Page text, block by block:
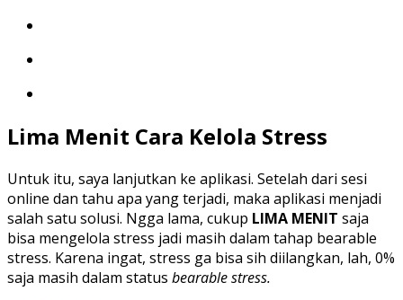
Lima Menit Cara Kelola Stress
Untuk itu, saya lanjutkan ke aplikasi. Setelah dari sesi
online dan tahu apa yang terjadi, maka aplikasi menjadi
salah satu solusi. Ngga lama, cukup LIMA MENIT saja
bisa mengelola stress jadi masih dalam tahap bearable
stress. Karena ingat, stress ga bisa sih diilangkan, lah, 0%
saja masih dalam status bearable stress.